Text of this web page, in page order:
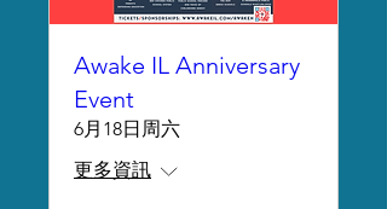
Awake IL Anniversary
Event
6月18日周六
更多資訊